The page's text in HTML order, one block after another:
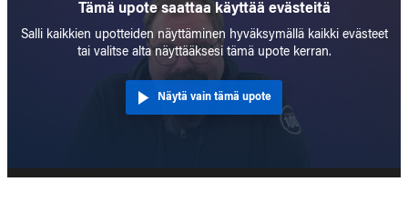
Tämä upote saattaa käyttää evästeitä
Salli kaikkien upotteiden näyttäminen hyväksymällä kaikki evästeet
tai valitse alta näyttääksesi tämä upote kerran.
Näytä vain tämä upote